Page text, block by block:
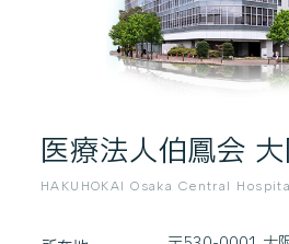
医療法人伯鳳会
HAKUHOKAI Osaka Central